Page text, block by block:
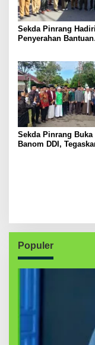
Sekda Pinrang Hadiri
Penyerahan Bantuan
Sekda Pinrang
Banom DDI,
Populer